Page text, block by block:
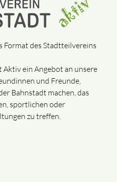
Format des Stadtteilvereins
ein Angebot an unsere
und Freunde,
Bahnstadt machen, das
sportlichen oder
zu treffen.